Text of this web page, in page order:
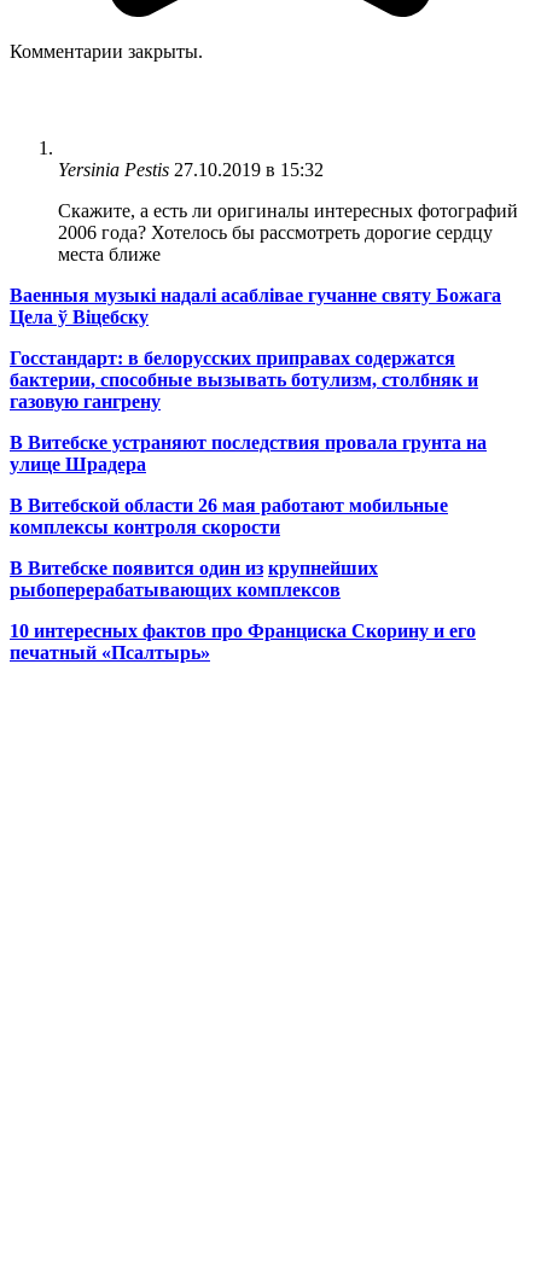
Комментарии закрыты.
Yersinia Pestis 27.10.2019 в 15:32
Скажите, а есть ли оригиналы интересных фотографий
2006 года? Хотелось бы рассмотреть дорогие сердцу
места ближе
Ваенныя музыкі надалі асаблівае гучанне святу Божага
Цела ў Віцебску
Госстандарт: в белорусских приправах содержатся
бактерии, способные вызывать ботулизм, столбняк и
газовую гангрену
В Витебске устраняют последствия провала грунта на
улице Шрадера
В Витебской области 26 мая работают мобильные
комплексы контроля скорости
В Витебске появится один из крупнейших
рыбоперерабатывающих комплексов
10 интересных фактов про Франциска Скорину и его
печатный «Псалтырь»